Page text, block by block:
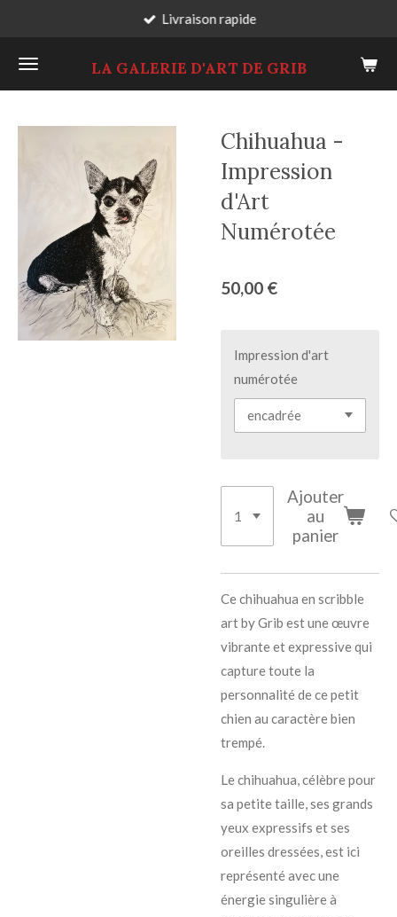
contenu
principal
LA GALERIE D'ART DE GRIB
Livraison rapide
Chihuahua -
Impression
d'Art
Numérotée
50,00 €
Impression d'art
numérotée
Ajouter
au
panier
Cechihuahua en scribble
art by Grib est une œuvre
vibrante et expressive qui
capture toute la
personnalité de ce petit
chien au caractère bien
trempé.
Le chihuahua, célèbre pour
sa petite taille, ses grands
yeux expressifs et ses
oreilles dressées, est ici
représenté avec une
énergie singulière à